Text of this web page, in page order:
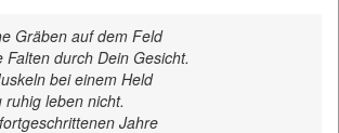
Gräben auf dem Feld
Falten durch Dein Gesicht.
bei einem Held
ruhig leben nicht.
Jahre